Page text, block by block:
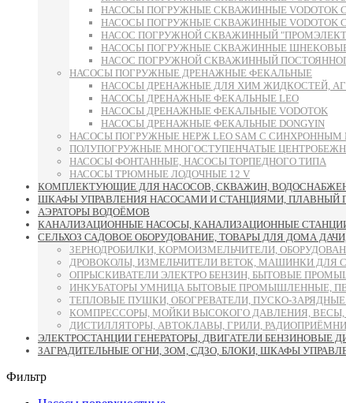
НАСОСЫ ПОГРУЖНЫЕ СКВАЖИННЫЕ VODOTOK
НАСОСЫ ПОГРУЖНЫЕ СКВАЖИННЫЕ VODOTOK
НАСОС ПОГРУЖНОЙ СКВАЖИННЫЙ
НАСОСЫ ПОГРУЖНЫЕ СКВАЖИННЫЕ ШНЕКОВЫЕ
НАСОС ПОГРУЖНОЙ СКВАЖИННЫЙ
НАСОСЫ ПОГРУЖНЫЕ ДРЕНАЖНЫЕ ФЕКАЛЬНЫЕ
НАСОСЫ ДРЕНАЖНЫЕ ДЛЯ ХИМ ЖИДКОСТЕЙ,
НАСОСЫ ДРЕНАЖНЫЕ ФЕКАЛЬНЫЕ LEO
НАСОСЫ ДРЕНАЖНЫЕ ФЕКАЛЬНЫЕ VODOTOK
НАСОСЫ ДРЕНАЖНЫЕ ФЕКАЛЬНЫЕ DONGYIN
НАСОСЫ ПОГРУЖНЫЕ НЕРЖ LEO SAM С
ПОЛУПОГРУЖНЫЕ МНОГОСТУПЕНЧАТЫЕ
НАСОСЫ ФОНТАННЫЕ, НАСОСЫ ТОРПЕДНОГО ТИПА
НАСОСЫ ТРЮМНЫЕ ЛОДОЧНЫЕ 12 V
КОМПЛЕКТУЮЩИЕ ДЛЯ НАСОСОВ, СКВАЖИН,
ШКАФЫ УПРАВЛЕНИЯ НАСОСАМИ И СТАНЦИЯМИ, ПЛАВНЫЙ
АЭРАТОРЫ ВОДОЁМОВ
КАНАЛИЗАЦИОННЫЕ НАСОСЫ, КАНАЛИЗАЦИОННЫЕ
СЕЛЬХОЗ САДОВОЕ ОБОРУДОВАНИЕ, ТОВАРЫ ДЛЯ ДОМА
ЗЕРНОДРОБИЛКИ, КОРМОИЗМЕЛЬЧИТЕЛИ,
ДРОВОКОЛЫ, ИЗМЕЛЬЧИТЕЛИ ВЕТОК, МАШИНКИ
ОПРЫСКИВАТЕЛИ ЭЛЕКТРО БЕНЗИН, БЫТОВЫЕ
ИНКУБАТОРЫ УМНИЦА БЫТОВЫЕ ПРОМЫШЛЕННЫЕ,
ТЕПЛОВЫЕ ПУШКИ, ОБОГРЕВАТЕЛИ, ПУСКО-
КОМПРЕССОРЫ, МОЙКИ ВЫСОКОГО ДАВЛЕНИЯ, ВЕСЫ,
ДИСТИЛЛЯТОРЫ, АВТОКЛАВЫ, ГРИЛИ,
ЭЛЕКТРОСТАНЦИИ ГЕНЕРАТОРЫ, ДВИГАТЕЛИ БЕНЗИНОВЫЕ
ЗАГРАДИТЕЛЬНЫЕ ОГНИ, ЗОМ, СДЗО, БЛОКИ, ШКАФЫ
Фильтр